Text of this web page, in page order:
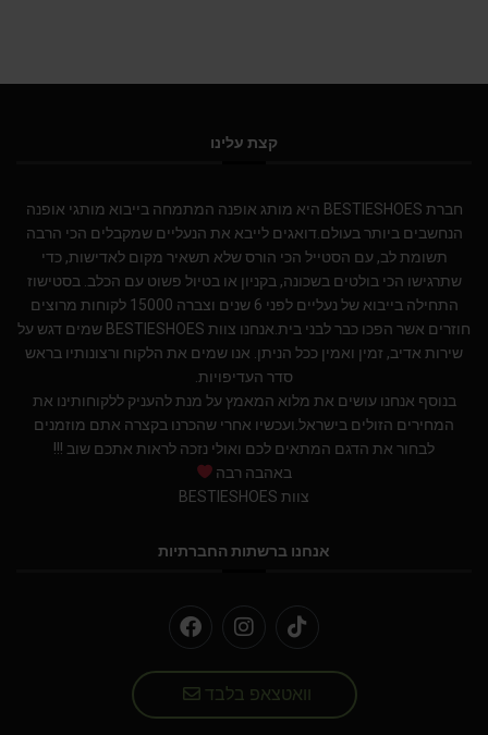
קצת עלינו
חברת BESTIESHOES היא מותג אופנה המתמחה בייבוא מותגי אופנה
הנחשבים ביותר בעולם.דואגים לייבא את הנעליים שמקבלים הכי הרבה
תשומת לב, עם הסטייל הכי הורס שלא תשאיר מקום לאדישות, כדי
שתרגישו הכי בולטים בשכונה, בקניון או בטיול פשוט עם הכלב. בסטישוז
התחילה בייבוא של נעליים לפני 6 שנים וצברה 15000 לקוחות מרוצים
חוזרים אשר הפכו כבר לבני בית.אנחנו צוות BESTIESHOES שמים דגש על
שירות אדיב, זמין ואמין ככל הניתן. אנו שמים את הלקוח ורצונותיו בראש
סדר העדיפויות.
בנוסף אנחנו עושים את מלוא המאמץ על מנת להעניק ללקוחותינו את
המחירים הזולים בישראל.ועכשיו אחרי שהכרנו בקצרה אתם מוזמנים
לבחור את הדגם המתאים לכם ואולי נזכה לראות אתכם שוב !!!
באהבה רבה
צוות BESTIESHOES
אנחנו ברשתות החברתיות
וואטצאפ בלבד